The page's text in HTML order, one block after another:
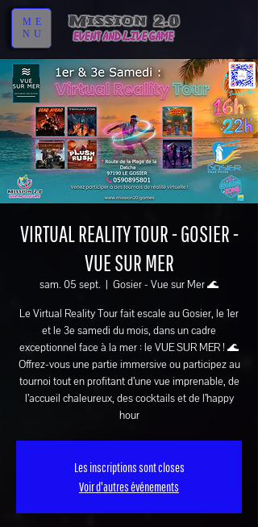
ME
NU
VIRTUAL REALITY TOUR - GOSIER -
VUE SUR MER
sam. 05 sept.
  |
Gosier - Vue sur Mer 🌊
Le Virtual Reality Tour fait escale au Gosier, le 1er
et le 3e samedi du mois, dans un cadre
exceptionnel face à la mer : le VUE SUR MER ! 🌊
Offrez-vous une partie immersive ou participez au
tournoi tout en profitant d’une vue imprenable, de
l’accueil chaleureux, des cocktails et de l’happy
hour
Les inscriptions sont closes
Voir d'autres événements